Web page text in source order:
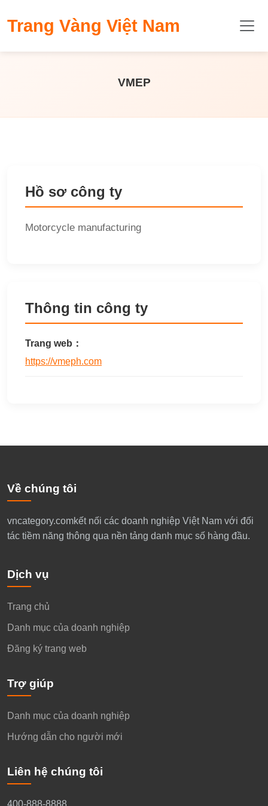
​Trang Vàng Việt Nam
VMEP
Hồ sơ công ty
Motorcycle manufacturing
Thông tin công ty
Trang web：
https://vmeph.com
Về chúng tôi
​vncategory.comkết nối các doanh nghiệp Việt Nam với đối
tác tiềm năng thông qua nền tảng danh mục số hàng đầu.​​
Dịch vụ
Trang chủ
Danh mục của doanh nghiệp
Đăng ký trang web
Trợ giúp
Danh mục của doanh nghiệp
Hướng dẫn cho người mới
Liên hệ chúng tôi
400-888-8888